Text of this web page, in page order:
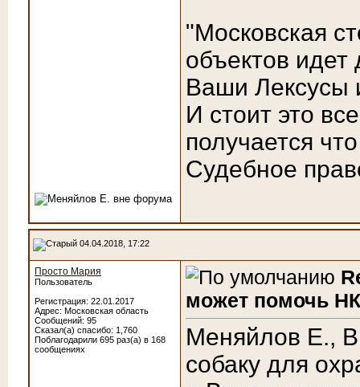
"Московская
объектов идет
Ваши Лексусы
И стоит это
получается
Судебное
04.04.2018, 17:22
Просто Мария
Пользователь
Регистрация: 22.01.2017
Адрес: Московская область
Сообщений: 95
Сказал(а) спасибо: 1,760
Поблагодарили 695 раз(а) в 168
сообщениях
может помочь
Меняйлов Е.,
собаку для